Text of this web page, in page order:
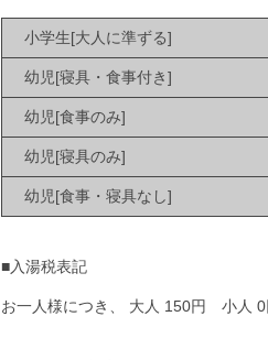
小学生[大人に準ずる]
幼児[寝具・食事付き]
幼児[食事のみ]
幼児[寝具のみ]
幼児[食事・寝具なし]
■入湯税表記
お一人様につき、 大人 150円 小人